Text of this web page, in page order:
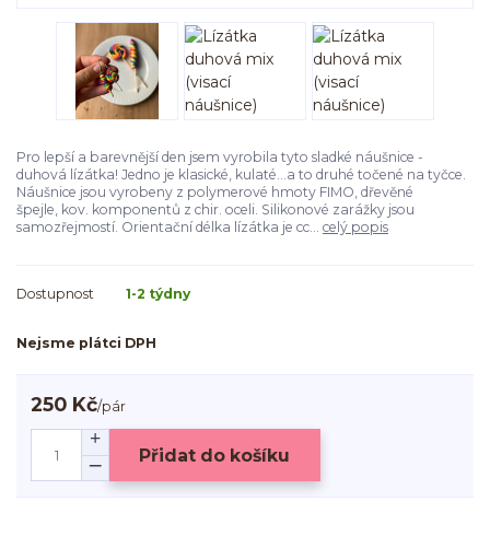
Pro lepší a barevnější den jsem vyrobila tyto sladké náušnice -
duhová lízátka! Jedno je klasické, kulaté...a to druhé točené na tyčce.
Náušnice jsou vyrobeny z polymerové hmoty FIMO, dřevěné
špejle, kov. komponentů z chir. oceli. Silikonové zarážky jsou
samozřejmostí. Orientační délka lízátka je cc... celý popis
Dostupnost 1-2 týdny
Nejsme plátci DPH
250 Kč/pár
Přidat do košíku